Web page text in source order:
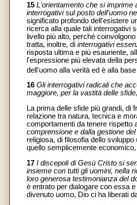
15 L'orientamento che si imprime
interrogativi sul posto dell'uomo
significato profondo dell'esistere
ricerca alla quale tali interrogativi
livello più alto, perché
tratta, inoltre, di interrogativi
risposta ultima e più esauriente,
l'espressione più elevata della
dell'uomo alla verità ed è alla
16 Gli interrogativi radicali che
maggiore, per la vastità delle
La prima delle sfide più grandi, di
relazione tra natura, tecnica e
comportamenti da tenere rispetto
comprensione e dalla gestione
religiosa, di filosofia dello
quello semplicemente
17 I discepoli di Gesù Cristo si
insieme con tutti gli uomini, nella
loro generosa testimonianza del
è entrato per dialogare con essa
divenuto uomo, Dio ci ha liberati